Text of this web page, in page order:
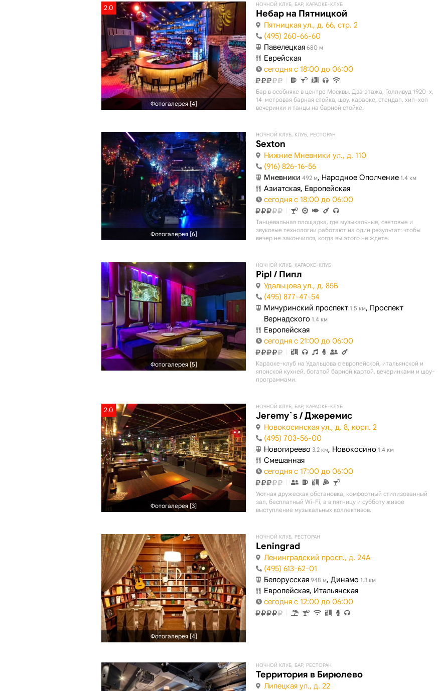
2.0
Фотогалерея [4]
НОЧНОЙ КЛУБ, БАР, КАРАОКЕ-КЛУБ
Небар на Пятницкой
Пятницкая ул., д. 66, стр. 2
(495) 260-66-60
Павелецкая 680 м
Еврейская
сегодня с 18:00 до 06:00
Бар в особняке в центре Москвы. Два этажа, Голливуд 1920-х,
14-метровая барная стойка, шоу, караоке, стендап, хип-хоп
вечеринки и танцы на барной стойке.
Фотогалерея [6]
НОЧНОЙ КЛУБ, КЛУБ, РЕСТОРАН
Sexton
Нижние Мневники ул., д. 110
(916) 826-16-56
Мневники 492 м, Народное Ополчение 1.4 км
Азиатская, Европейская
сегодня с 18:00 до 06:00
Танцевальная площадка, где музыкальные, световые и
звуковые технологии работают на один результат: чтобы
вечер не закончился, когда вы этого не ждёте.
Фотогалерея [5]
НОЧНОЙ КЛУБ, КАРАОКЕ-КЛУБ
Pipl / Пипл
Удальцова ул., д. 85Б
(495) 877-47-54
Мичуринский проспект 1.5 км, Проспект
Вернадского 1.4 км
Европейская
сегодня с 21:00 до 06:00
Караоке-клуб на Удальцова с европейской, итальянской и
японской кухней, богатой барной картой, вечеринками и шоу-
программами.
2.0
Фотогалерея [3]
НОЧНОЙ КЛУБ, БАР, КАРАОКЕ-КЛУБ
Jeremy`s / Джеремис
Новокосинская ул., д. 8, корп. 2
(495) 703-56-00
Новогиреево 3.2 км, Новокосино 1.4 км
Смешанная
сегодня с 17:00 до 06:00
Уютная дружеская обстановка, комфортный стилизованный
зал, бесплатный Wi-Fi, а в пятницу и субботу живое
выступление музыкальных коллективов.
Фотогалерея [4]
НОЧНОЙ КЛУБ, РЕСТОРАН
Leningrad
Ленинградский просп., д. 24А
(495) 613-62-01
Белорусская 948 м, Динамо 1.3 км
Европейская, Итальянская
сегодня с 12:00 до 06:00
НОЧНОЙ КЛУБ, БАР, РЕСТОРАН
Территория в Бирюлево
Липецкая ул., д. 22